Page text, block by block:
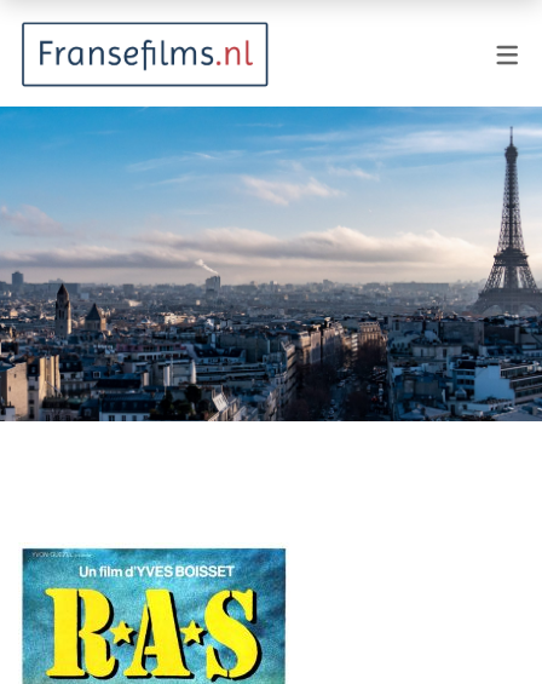
Animatie
Documentaire
Drama
Fantasy
Horror
Misdaad
Musical
Oorlogsfilm